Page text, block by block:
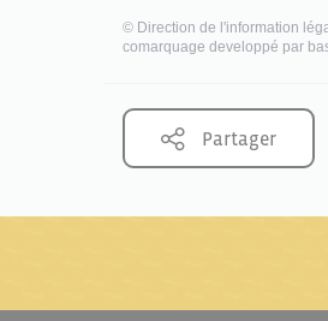
© Direction de l'information
comarquage developpé par
Partager